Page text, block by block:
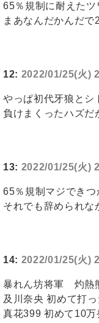
65％規制に耐えたツ
まあなんだかんだで
12: 2022/01/25(火)
やっぱ初代牙狼とシ
負けまくったハズだ
13: 2022/01/25(火)
65％規制マジできつ
それでも辞められな
14: 2022/01/25(火)
暴れん坊将軍 灼熱
及川奈央 初めて打
真花399 初めて10万